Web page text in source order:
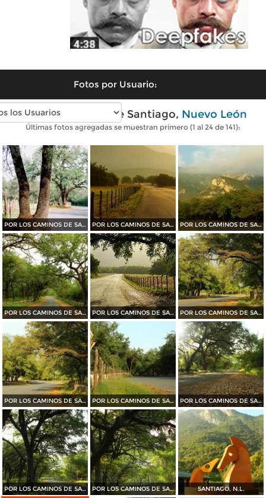
Fotos por Usuario:
Fotos modernas de Santiago, Nuevo León
Últimas fotos agregadas se muestran primero (1 al 24 de 141):
POR LOS CAMINOS DE SANTIAGO POR LOS CAMINOS DE SANTIAGO POR LOS CAMINOS DE SANTIAGO
POR LOS CAMINOS DE SANTIAGO POR LOS CAMINOS DE SANTIAGO POR LOS CAMINOS DE SANTIAGO
POR LOS CAMINOS DE SANTIAGO POR LOS CAMINOS DE SANTIAGO POR LOS CAMINOS DE SANTIAGO
POR LOS CAMINOS DE SANTIAGO POR LOS CAMINOS DE SANTIAGO SANTIAGO, N.L.